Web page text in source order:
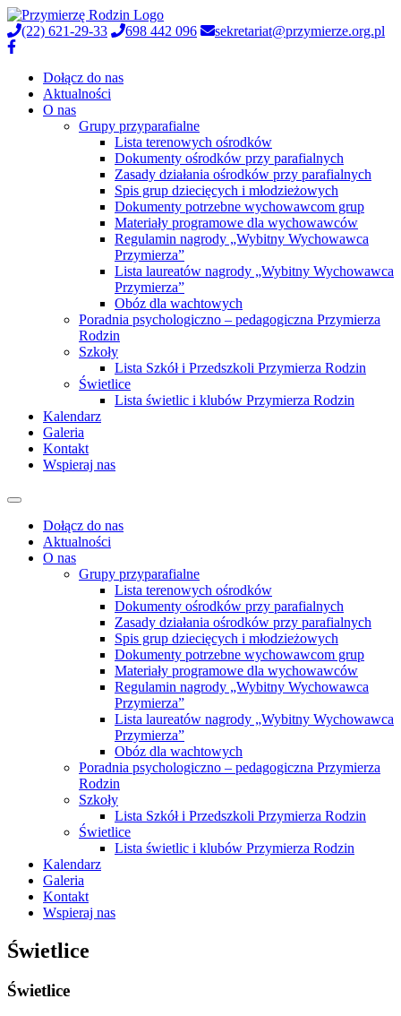
(22) 621-29-33 698 442 096 sekretariat@przymierze.org.pl
Dołącz do nas
Aktualności
O nas
Grupy przyparafialne
Lista terenowych ośrodków
Dokumenty ośrodków przy parafialnych
Zasady działania ośrodków przy parafialnych
Spis grup dziecięcych i młodzieżowych
Dokumenty potrzebne wychowawcom grup
Materiały programowe dla wychowawców
Regulamin nagrody „Wybitny Wychowawca
Przymierza”
Lista laureatów nagrody „Wybitny Wychowawca
Przymierza”
Obóz dla wachtowych
Poradnia psychologiczno – pedagogiczna Przymierza
Rodzin
Szkoły
Lista Szkół i Przedszkoli Przymierza Rodzin
Świetlice
Lista świetlic i klubów Przymierza Rodzin
Kalendarz
Galeria
Kontakt
Wspieraj nas
Dołącz do nas
Aktualności
O nas
Grupy przyparafialne
Lista terenowych ośrodków
Dokumenty ośrodków przy parafialnych
Zasady działania ośrodków przy parafialnych
Spis grup dziecięcych i młodzieżowych
Dokumenty potrzebne wychowawcom grup
Materiały programowe dla wychowawców
Regulamin nagrody „Wybitny Wychowawca
Przymierza”
Lista laureatów nagrody „Wybitny Wychowawca
Przymierza”
Obóz dla wachtowych
Poradnia psychologiczno – pedagogiczna Przymierza
Rodzin
Szkoły
Lista Szkół i Przedszkoli Przymierza Rodzin
Świetlice
Lista świetlic i klubów Przymierza Rodzin
Kalendarz
Galeria
Kontakt
Wspieraj nas
Świetlice
Świetlice